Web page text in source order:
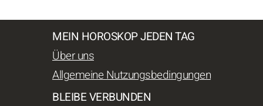
MEIN HOROSKOP JEDEN TAG
Über uns
Allgemeine Nutzungsbedingungen
BLEIBE VERBUNDEN